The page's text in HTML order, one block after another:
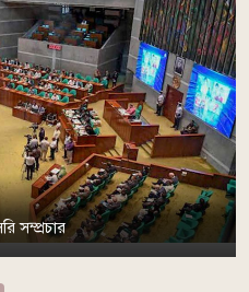
সম্প্রচার